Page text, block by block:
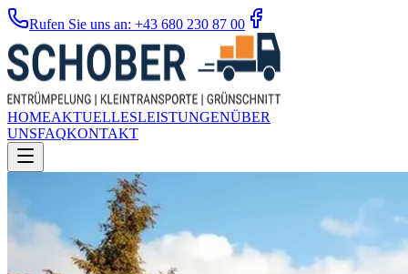
Rufen Sie uns an: +43 680 230 87 00
HOMEAKTUELLESLEISTUNGENÜBER
UNSFAQKONTAKT